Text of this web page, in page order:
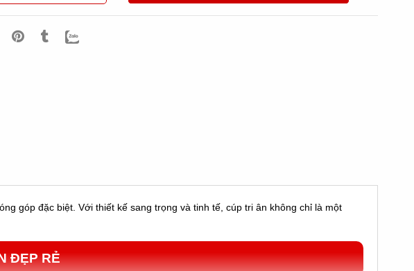
góp đặc biệt. Với thiết kế sang trọng và tinh tế, cúp tri ân không chỉ là một
ĐẸP RẺ